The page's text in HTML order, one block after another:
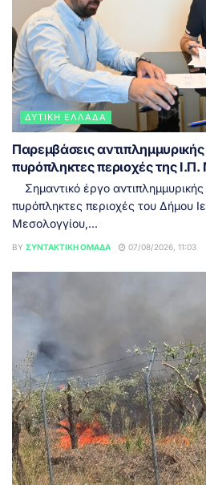
ΔΥΤΙΚΉ ΕΛΛΆΔΑ
Παρεμβάσεις
πυρόπληκτες περιοχές της
Σημαντικό έργο
πυρόπληκτες περιοχές του Δήμου
Μεσολογγίου,...
BY ΣΥΝΤΑΚΤΙΚΉ ΟΜΆΔΑ 07/08/2026, 11:03